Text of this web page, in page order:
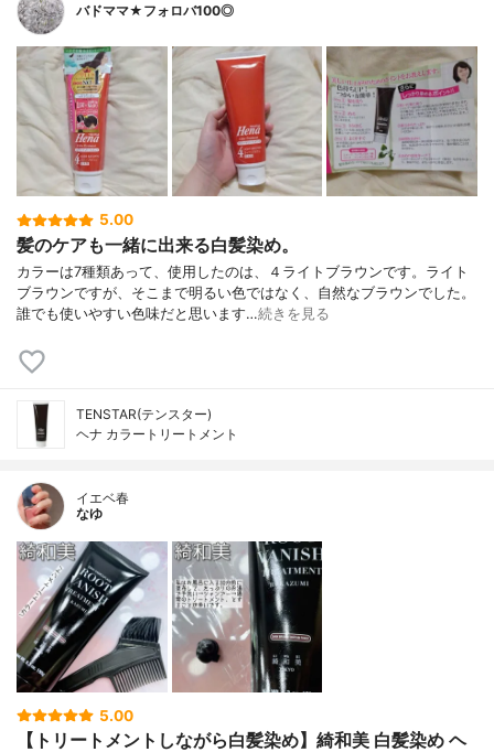
バドママ★フォロバ100◎
5.00
髪のケアも一緒に出来る白髪染め。
カラーは7種類あって、使用したのは、４ライトブラウンです。ライト
ブラウンですが、そこまで明るい色ではなく、自然なブラウンでした。
誰でも使いやすい色味だと思います…続きを見る
TENSTAR(テンスター)
ヘナ カラートリートメント
イエベ春
なゆ
5.00
【トリートメントしながら白髪染め】綺和美 白髪染め ヘ